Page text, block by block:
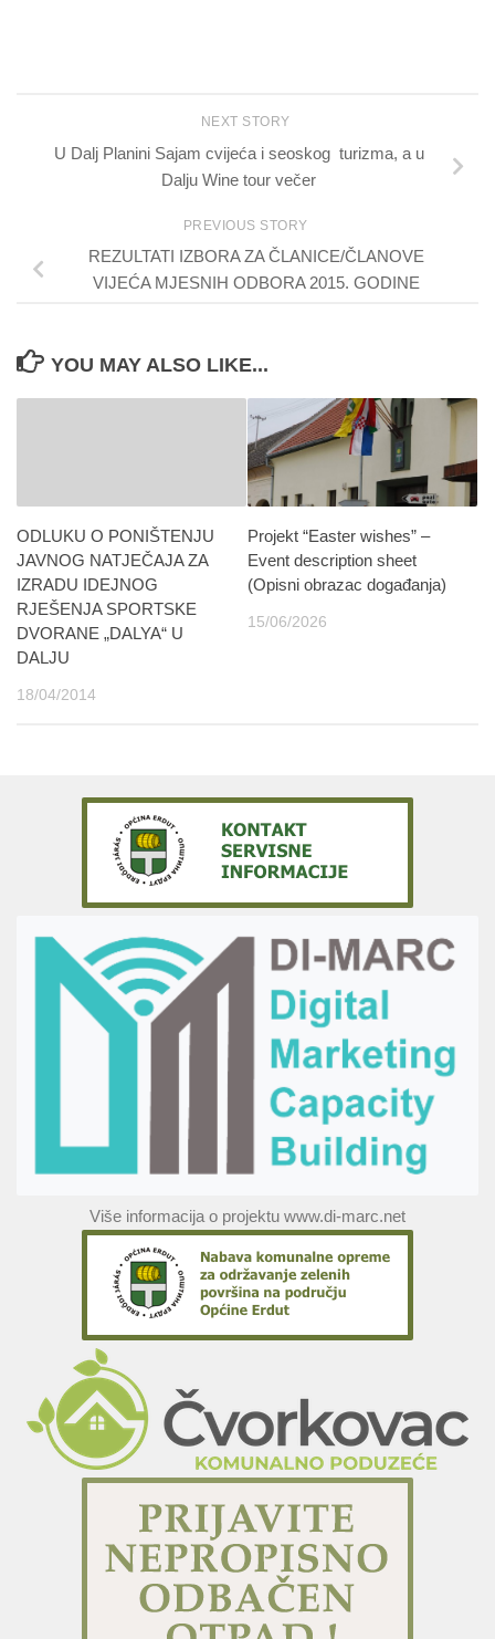
NEXT STORY
U Dalj Planini Sajam cvijeća i seoskog turizma, a u
Dalju Wine tour večer
PREVIOUS STORY
REZULTATI IZBORA ZA ČLANICE/ČLANOVE
VIJEĆA MJESNIH ODBORA 2015. GODINE
YOU MAY ALSO LIKE...
ODLUKU O PONIŠTENJU
JAVNOG NATJEČAJA ZA
IZRADU IDEJNOG
RJEŠENJA SPORTSKE
DVORANE „DALYA“ U
DALJU
18/04/2014
Projekt “Easter wishes” –
Event description sheet
(Opisni obrazac događanja)
15/06/2026
Više informacija o projektu www.di-marc.net